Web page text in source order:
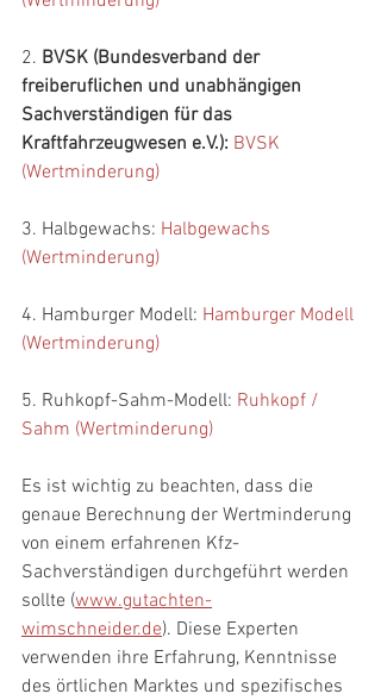
2. BVSK (Bundesverband der
freiberuflichen und unabhängigen
Sachverständigen für das
Kraftfahrzeugwesen e.V.): BVSK
(Wertminderung)
3. Halbgewachs: Halbgewachs
(Wertminderung)
4. Hamburger Modell: Hamburger Modell
(Wertminderung)
5. Ruhkopf-Sahm-Modell: Ruhkopf /
Sahm (Wertminderung)
Es ist wichtig zu beachten, dass die
genaue Berechnung der Wertminderung
von einem erfahrenen Kfz-
Sachverständigen durchgeführt werden
sollte (www.gutachten-
wimschneider.de). Diese Experten
verwenden ihre Erfahrung, Kenntnisse
des örtlichen Marktes und spezifisches